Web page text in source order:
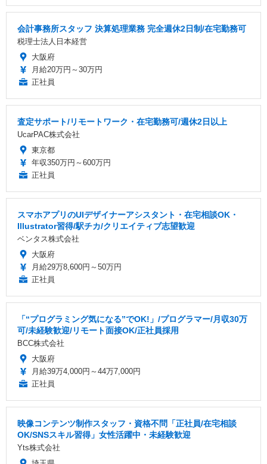
会計事務所スタッフ 決算処理業務 完全週休2日制/在宅勤務可
税理士法人日本経営
大阪府
月給20万円～30万円
正社員
査定サポート/リモートワーク・在宅勤務可/週休2日以上
UcarPAC株式会社
東京都
年収350万円～600万円
正社員
スマホアプリのUIデザイナーアシスタント・在宅相談OK・
Illustrator習得/駅チカ/クリエイティブ志望歓迎
ベンタス株式会社
大阪府
月給29万8,600円～50万円
正社員
「“プログラミング気になる”でOK!」/プログラマー/月収30万
可/未経験歓迎/リモート面接OK/正社員採用
BCC株式会社
大阪府
月給39万4,000円～44万7,000円
正社員
映像コンテンツ制作スタッフ・資格不問「正社員/在宅相談
OK/SNSスキル習得」女性活躍中・未経験歓迎
Yts株式会社